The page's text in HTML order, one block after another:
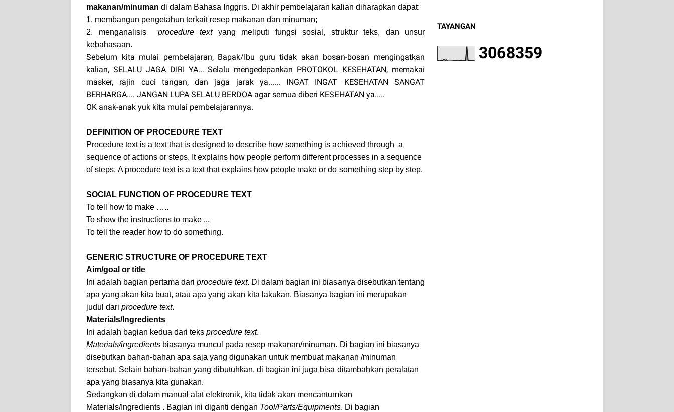
makanan/minuman di dalam Bahasa Inggris. Di akhir pembelajaran kalian diharapkan dapat:
1. membangun pengetahun terkait resep makanan dan minuman;
2. menganalisis procedure text yang meliputi fungsi sosial, struktur teks, dan unsur
kebahasaan.
Sebelum kita mulai pembelajaran, Bapak/Ibu guru tidak akan bosan-bosan mengingatkan
kalian, SELALU JAGA DIRI YA... Selalu mengedepankan PROTOKOL KESEHATAN, memakai
masker, rajin cuci tangan, dan jaga jarak ya...... INGAT INGAT KESEHATAN SANGAT
BERHARGA.... JANGAN LUPA SELALU BERDOA agar semua diberi KESEHATAN ya.....
OK anak-anak yuk kita mulai pembelajarannya.
DEFINITION OF PROCEDURE TEXT
Procedure text is a text that is designed to describe how something is achieved through a
sequence of actions or steps. It explains how people perform different processes in a sequence
of steps. A procedure text is a text that explains how people make or do something step by step.
SOCIAL FUNCTION OF PROCEDURE TEXT
To tell how to make …..
To show the instructions to make ...
To tell the reader how to do something.
GENERIC STRUCTURE OF PROCEDURE TEXT
Aim/goal or title
Ini adalah bagian pertama dari procedure text. Di dalam bagian ini biasanya disebutkan tentang
apa yang akan kita buat, atau apa yang akan kita lakukan. Biasanya bagian ini merupakan
judul dari procedure text.
Materials/Ingredients
Ini adalah bagian kedua dari teks procedure text.
Materials/ingredients biasanya muncul pada resep makanan/minuman. Di bagian ini biasanya
disebutkan bahan-bahan apa saja yang digunakan untuk membuat makanan /minuman
tersebut. Selain bahan-bahan yang dibutuhkan, di bagian ini juga bisa ditambahkan peralatan
apa yang biasanya kita gunakan.
Sedangkan di dalam manual alat elektronik, kita tidak akan mencantumkan
Materials/Ingredients . Bagian ini diganti dengan Tool/Parts/Equipments. Di bagian
TAYANGAN
3068359